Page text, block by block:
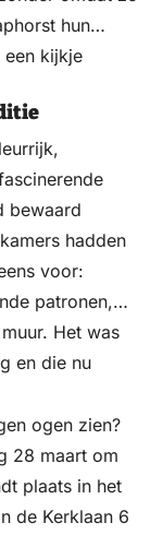
hun
een kijkje
bewaard
hadden
voor:
patronen,
Het was
en die nu
ogen zien?
28 maart om
plaats in het
de Kerklaan 6